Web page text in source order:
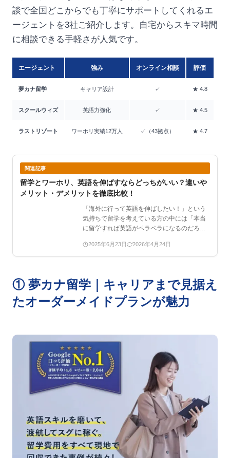
談で全国どこからでも丁寧にサポートしてくれるエ
ージェントを3社ご紹介します。自宅からスキマ時間
に相談できる手軽さが人気です。
エージェント 強み オンライン相談 評価
夢カナ留学 キャリア設計 ✓ ★ 4.8
スクールウィズ 英語力強化 ✓ ★ 4.5
ラストリゾート ワーホリ実績12万人 ✓（43拠点） ★ 4.7
関連記事
留学とワーホリ、英語を伸ばすならどっちがいい？違いや
メリット・デメリットを徹底比較！
「海外に行って英語を伸ばしたい！」という
気持ちで留学を考えている方の中には「本当
に留学すれば英語がペラペラになるのだろう
2025年6月23日 2026年4月24日
① 夢カナ留学｜キャリアまで見据え
たオーダーメイドプランが魅力